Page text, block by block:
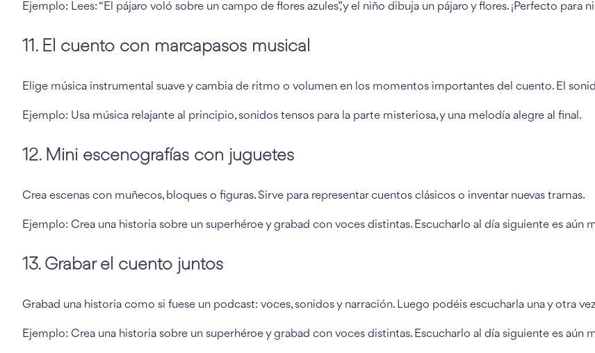
Ejemplo: Lees: “El pájaro voló sobre un campo de flores azules”, y el niño dibuja un pájaro y flores. ¡Perfecto para
11. El cuento con marcapasos musical
Elige música instrumental suave y cambia de ritmo o volumen en los momentos importantes del cuento. El
Ejemplo: Usa música relajante al principio, sonidos tensos para la parte misteriosa, y una melodía alegre al final.
12. Mini escenografías con juguetes
Crea escenas con muñecos, bloques o figuras. Sirve para representar cuentos clásicos o inventar nuevas tramas.
Ejemplo: Crea una historia sobre un superhéroe y grabad con voces distintas. Escucharlo al día siguiente es aún
13. Grabar el cuento juntos
Grabad una historia como si fuese un podcast: voces, sonidos y narración. Luego podéis escucharla una y otra
Ejemplo: Crea una historia sobre un superhéroe y grabad con voces distintas. Escucharlo al día siguiente es aún